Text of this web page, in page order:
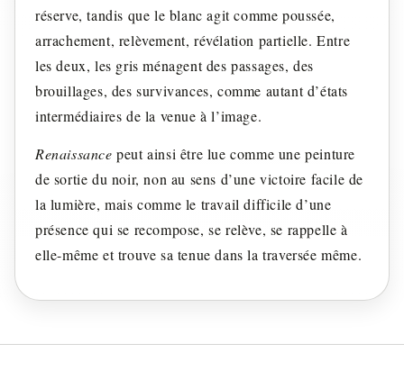
réserve, tandis que le blanc agit comme poussée,
arrachement, relèvement, révélation partielle. Entre
les deux, les gris ménagent des passages, des
brouillages, des survivances, comme autant d’états
intermédiaires de la venue à l’image.
Renaissance peut ainsi être lue comme une peinture
de sortie du noir, non au sens d’une victoire facile de
la lumière, mais comme le travail difficile d’une
présence qui se recompose, se relève, se rappelle à
elle-même et trouve sa tenue dans la traversée même.